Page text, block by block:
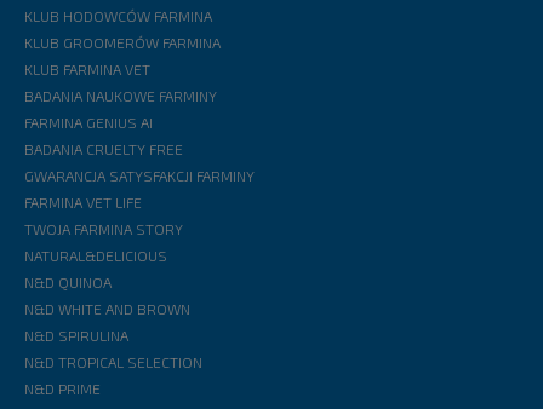
KLUB HODOWCÓW FARMINA
KLUB GROOMERÓW FARMINA
KLUB FARMINA VET
BADANIA NAUKOWE FARMINY
FARMINA GENIUS AI
BADANIA CRUELTY FREE
GWARANCJA SATYSFAKCJI FARMINY
FARMINA VET LIFE
TWOJA FARMINA STORY
NATURAL&DELICIOUS
N&D QUINOA
N&D WHITE AND BROWN
N&D SPIRULINA
N&D TROPICAL SELECTION
N&D PRIME